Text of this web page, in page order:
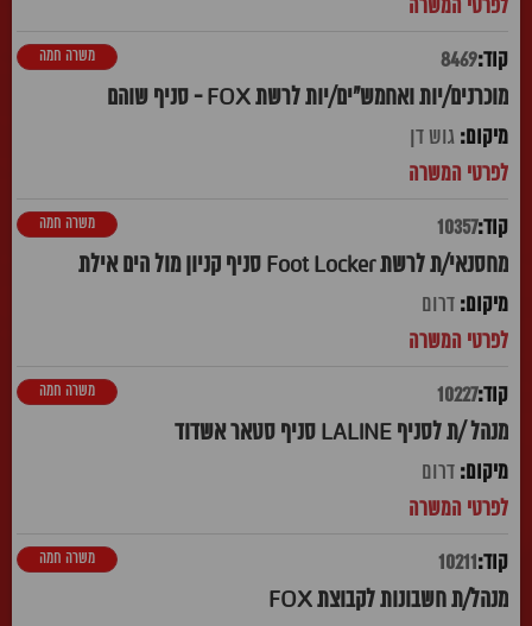
8469
מוכרנים/יות ואחמש"ים/יות לרשת FOX - סניף שוהם
משרה חמה
גוש דן
10357
מחסנאי/ת לרשת Foot Locker סניף קניון מול הים אילת
משרה חמה
דרום
10227
מנהל /ת לסניף LALINE סניף סטאר אשדוד
משרה חמה
דרום
10211
מנהל/ת חשבונות לקבוצת FOX
משרה חמה